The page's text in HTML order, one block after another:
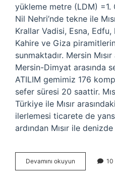
yükleme metre (LDM) =1.
Nil Nehri’nde tekne ile
Krallar Vadisi, Esna,
Kahire ve Giza
sunmaktadır. Mersin
Mersin-Dimyat arasında
ATILIM gemimiz 176
sefer süresi 20 saattir.
Türkiye ile Mısır
ilerlemesi ticarete de
ardından Mısır ile denizde
Devamını okuyun
Mısır
10